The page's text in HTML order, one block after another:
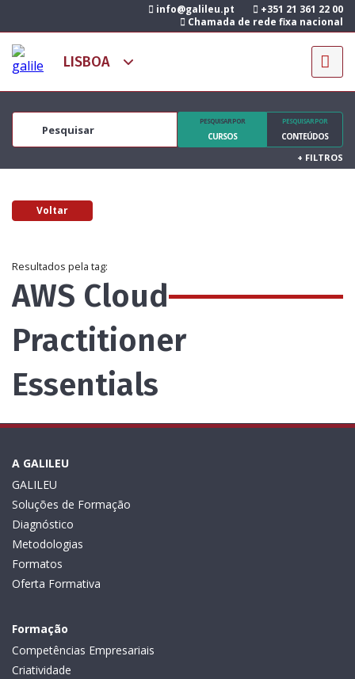
info@galileu.pt
+351 21 361 22 00
Chamada de rede fixa nacional
PESQUISAR POR
CURSOS
PESQUISAR POR
CONTEÚDOS
+ FILTROS
Voltar
Resultados pela tag:
AWS Cloud
Practitioner
Essentials
A GALILEU
GALILEU
Soluções de Formação
Diagnóstico
Metodologias
Formatos
Oferta Formativa
Formação
Competências Empresariais
Criatividade